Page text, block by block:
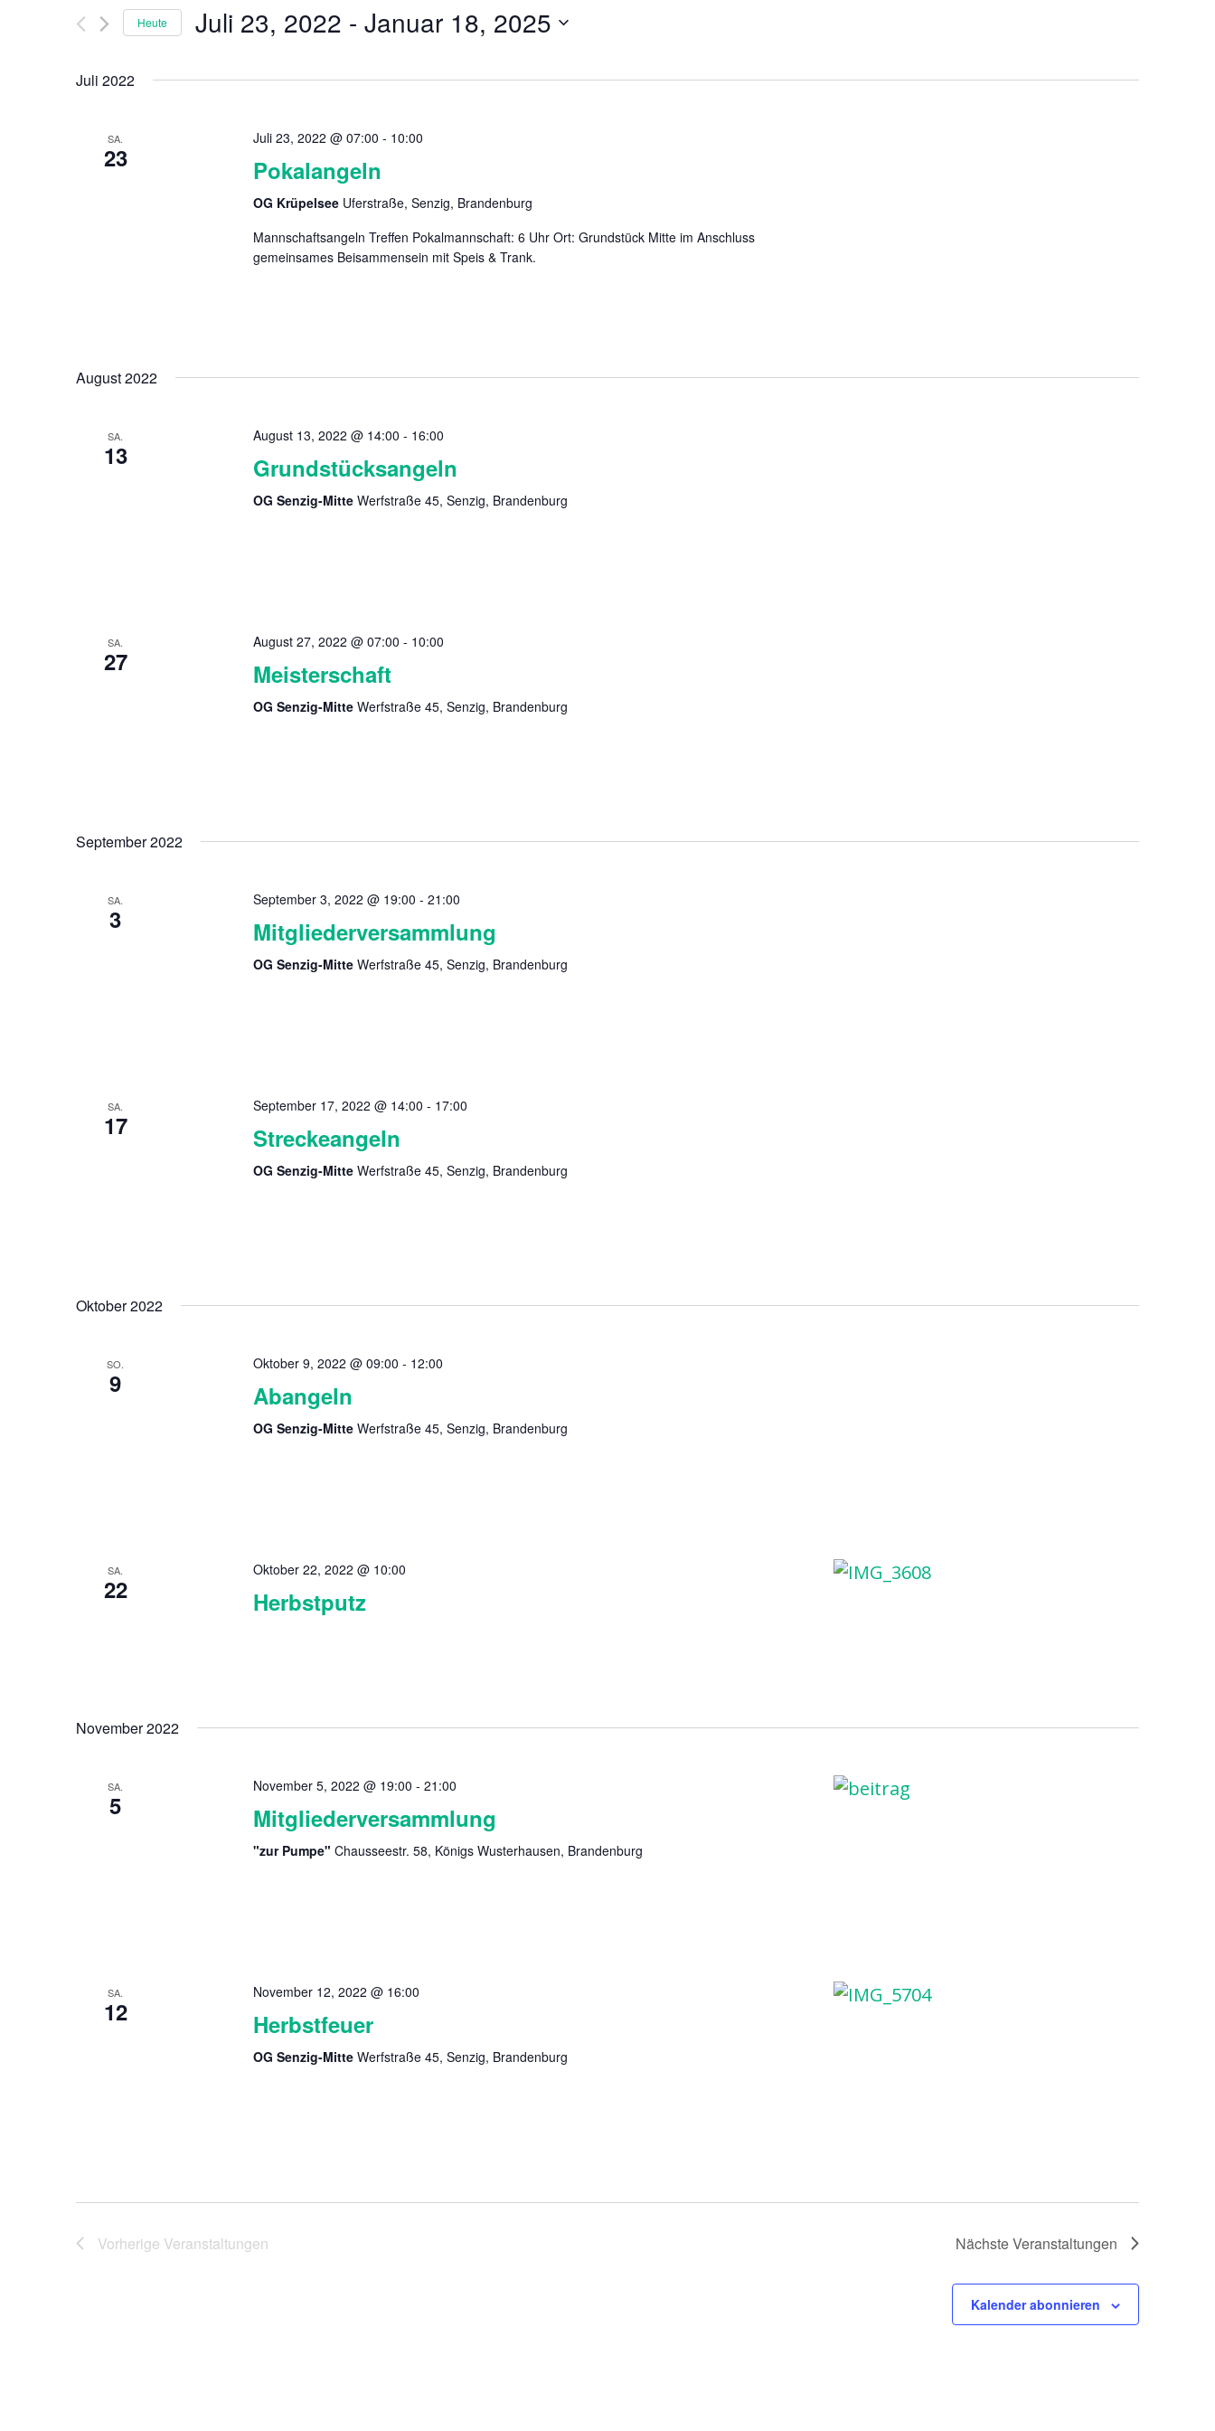
Ansichten,
Navigation
Veranstaltungen
Schlüsselwort. Heute Juli 23, 2022 - Januar 18, 2025
Juli 2022
SA.
23
Juli 23, 2022 @ 07:00 - 10:00
Pokalangeln
OG Krüpelsee Uferstraße, Senzig, Brandenburg
Mannschaftsangeln Treffen Pokalmannschaft: 6 Uhr Ort: Grundstück Mitte im Anschluss
gemeinsames Beisammensein mit Speis & Trank.
August 2022
SA.
13
August 13, 2022 @ 14:00 - 16:00
Grundstücksangeln
OG Senzig-Mitte Werfstraße 45, Senzig, Brandenburg
SA.
27
August 27, 2022 @ 07:00 - 10:00
Meisterschaft
OG Senzig-Mitte Werfstraße 45, Senzig, Brandenburg
September 2022
SA.
3
September 3, 2022 @ 19:00 - 21:00
Mitgliederversammlung
OG Senzig-Mitte Werfstraße 45, Senzig, Brandenburg
SA.
17
September 17, 2022 @ 14:00 - 17:00
Streckeangeln
OG Senzig-Mitte Werfstraße 45, Senzig, Brandenburg
Oktober 2022
SO.
9
Oktober 9, 2022 @ 09:00 - 12:00
Abangeln
OG Senzig-Mitte Werfstraße 45, Senzig, Brandenburg
SA.
22
Oktober 22, 2022 @ 10:00
Herbstputz
November 2022
SA.
5
November 5, 2022 @ 19:00 - 21:00
Mitgliederversammlung
"zur Pumpe" Chausseestr. 58, Königs Wusterhausen, Brandenburg
SA.
12
November 12, 2022 @ 16:00
Herbstfeuer
OG Senzig-Mitte Werfstraße 45, Senzig, Brandenburg
Vorherige Veranstaltungen NächsteVeranstaltungen
Kalender abonnieren